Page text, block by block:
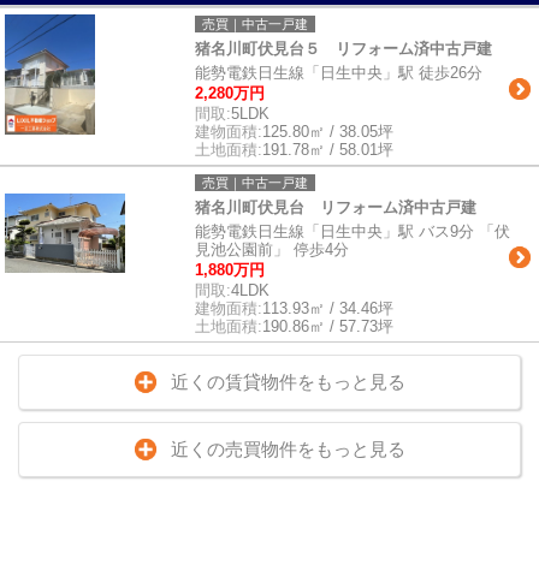
売買｜中古一戸建
猪名川町伏見台５ リフォーム済中古戸建
能勢電鉄日生線「日生中央」駅 徒歩26分
2,280万円
間取:5LDK
建物面積:125.80㎡ / 38.05坪
土地面積:191.78㎡ / 58.01坪
売買｜中古一戸建
猪名川町伏見台 リフォーム済中古戸建
能勢電鉄日生線「日生中央」駅 バス9分 「伏
見池公園前」 停歩4分
1,880万円
間取:4LDK
建物面積:113.93㎡ / 34.46坪
土地面積:190.86㎡ / 57.73坪
近くの賃貸物件をもっと見る
近くの売買物件をもっと見る